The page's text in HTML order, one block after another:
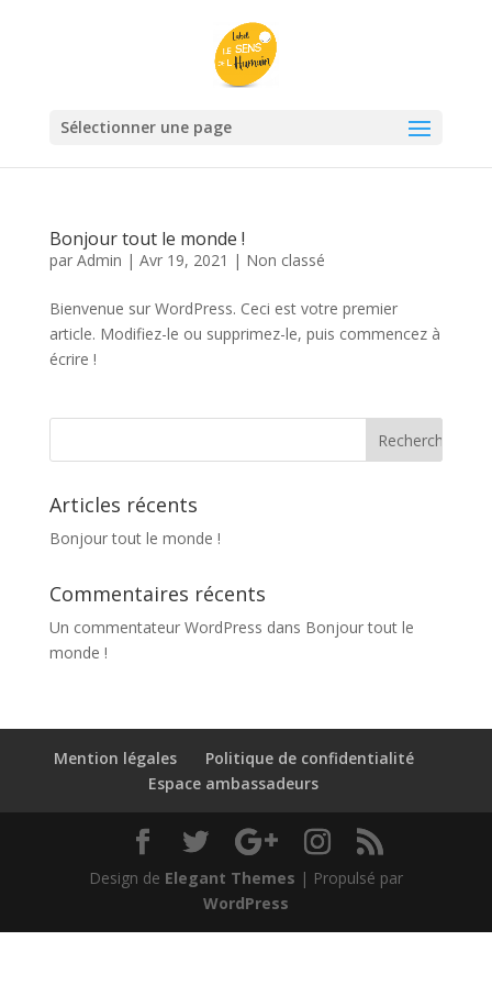
Sélectionner une page
Bonjour tout le monde !
par Admin | Avr 19, 2021 | Non classé
Bienvenue sur WordPress. Ceci est votre premier
article. Modifiez-le ou supprimez-le, puis commencez à
écrire !
Articles récents
Bonjour tout le monde !
Commentaires récents
Un commentateur WordPress dans Bonjour tout le
monde !
Mention légales
Politique de confidentialité
Espace ambassadeurs
Design de Elegant Themes | Propulsé par
WordPress